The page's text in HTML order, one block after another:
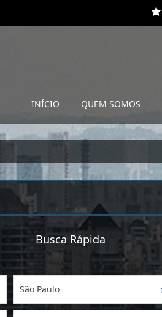
INÍCIO QUEM SOMOS
Busca Rápida
São Paulo